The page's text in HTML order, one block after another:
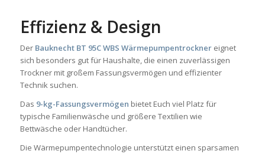
Effizienz & Design
Der Bauknecht BT 95C WBS Wärmepumpentrocknereignet
sich besonders gut für Haushalte, die einen zuverlässigen
Trockner mit großem Fassungsvermögen und effizienter
Technik suchen.
Das 9-kg-Fassungsvermögen bietet Euch viel Platz für
typische Familienwäsche und größere Textilien wie
Bettwäsche oder Handtücher.
Die Wärmepumpentechnologie unterstützt einen sparsamen